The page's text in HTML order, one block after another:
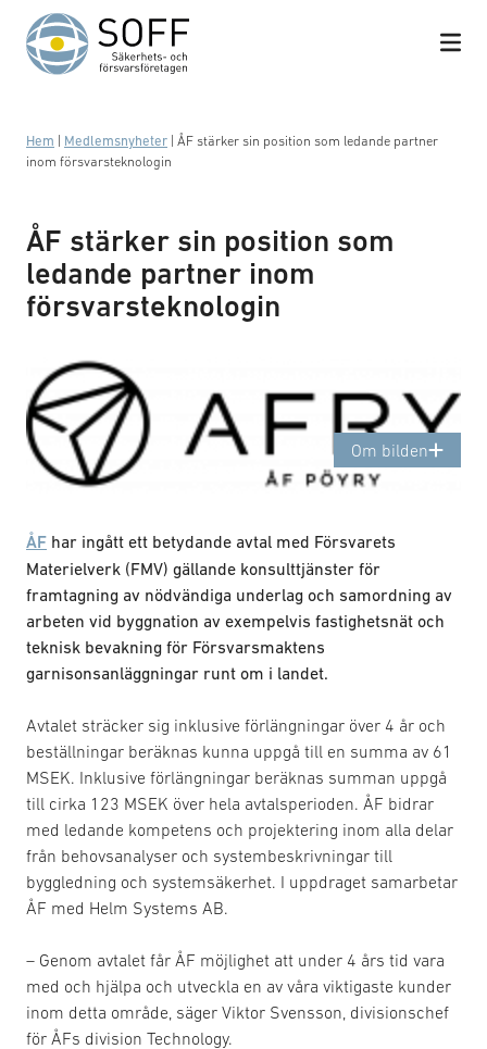
Hoppa till innehåll
Hem Medlemsnyheter ÅF stärker sin position som ledande partner
inom försvarsteknologin
ÅF stärker sin position som
ledande partner inom
försvarsteknologin
Om bilden
Logotyp: AFRY
ÅF har ingått ett betydande avtal med Försvarets
Materielverk (FMV) gällande konsulttjänster för
framtagning av nödvändiga underlag och samordning av
arbeten vid byggnation av exempelvis fastighetsnät och
teknisk bevakning för Försvarsmaktens
garnisonsanläggningar runt om i landet.
Avtalet sträcker sig inklusive förlängningar över 4 år och
beställningar beräknas kunna uppgå till en summa av 61
MSEK. Inklusive förlängningar beräknas summan uppgå
till cirka 123 MSEK över hela avtalsperioden. ÅF bidrar
med ledande kompetens och projektering inom alla delar
från behovsanalyser och systembeskrivningar till
byggledning och systemsäkerhet. I uppdraget samarbetar
ÅF med Helm Systems AB.
– Genom avtalet får ÅF möjlighet att under 4 års tid vara
med och hjälpa och utveckla en av våra viktigaste kunder
inom detta område, säger Viktor Svensson, divisionschef
för ÅFs division Technology.